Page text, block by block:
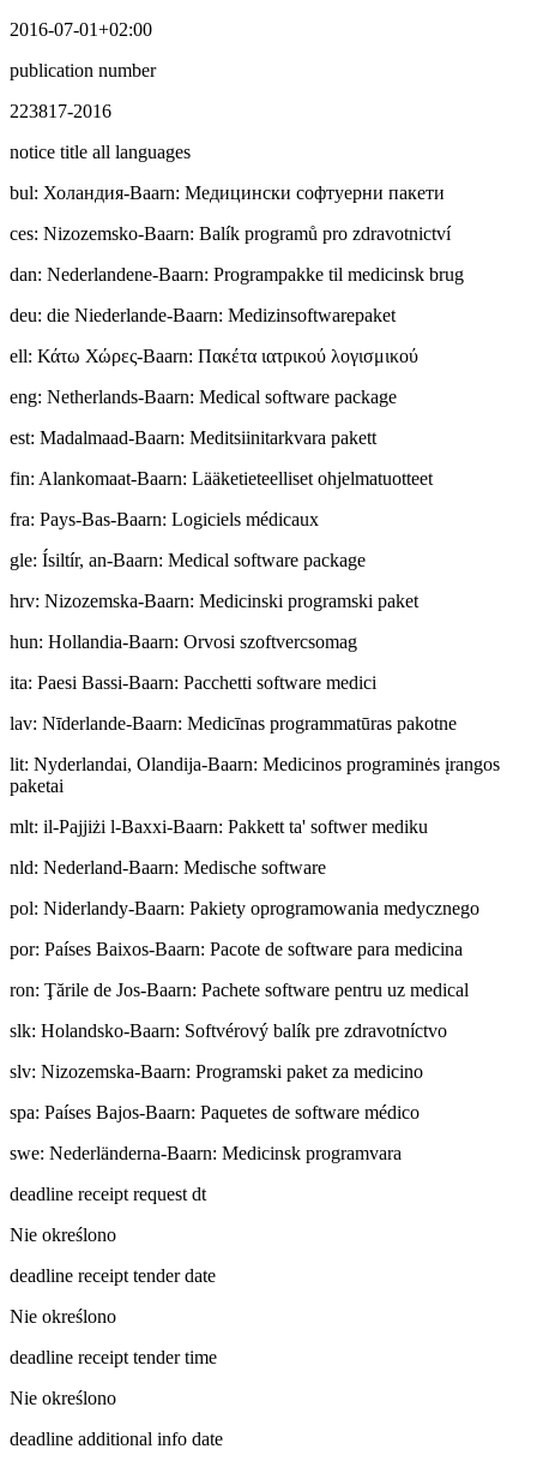
2016-07-01+02:00
publication number
223817-2016
notice title all languages
bul: Холандия-Baarn: Медицински софтуерни пакети
ces: Nizozemsko-Baarn: Balík programů pro zdravotnictví
dan: Nederlandene-Baarn: Programpakke til medicinsk brug
deu: die Niederlande-Baarn: Medizinsoftwarepaket
ell: Κάτω Χώρες-Baarn: Πακέτα ιατρικού λογισμικού
eng: Netherlands-Baarn: Medical software package
est: Madalmaad-Baarn: Meditsiinitarkvara pakett
fin: Alankomaat-Baarn: Lääketieteelliset ohjelmatuotteet
fra: Pays-Bas-Baarn: Logiciels médicaux
gle: Ísiltír, an-Baarn: Medical software package
hrv: Nizozemska-Baarn: Medicinski programski paket
hun: Hollandia-Baarn: Orvosi szoftvercsomag
ita: Paesi Bassi-Baarn: Pacchetti software medici
lav: Nīderlande-Baarn: Medicīnas programmatūras pakotne
lit: Nyderlandai, Olandija-Baarn: Medicinos programinės įrangos
paketai
mlt: il-Pajjiżi l-Baxxi-Baarn: Pakkett ta' softwer mediku
nld: Nederland-Baarn: Medische software
pol: Niderlandy-Baarn: Pakiety oprogramowania medycznego
por: Países Baixos-Baarn: Pacote de software para medicina
ron: Ţările de Jos-Baarn: Pachete software pentru uz medical
slk: Holandsko-Baarn: Softvérový balík pre zdravotníctvo
slv: Nizozemska-Baarn: Programski paket za medicino
spa: Países Bajos-Baarn: Paquetes de software médico
swe: Nederländerna-Baarn: Medicinsk programvara
deadline receipt request dt
Nie określono
deadline receipt tender date
Nie określono
deadline receipt tender time
Nie określono
deadline additional info date